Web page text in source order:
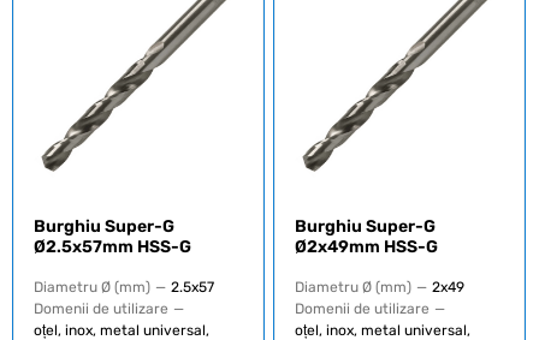
Burghiu Super-G
Ø2.5x57mm HSS-G
Diametru Ø (mm) — 2.5x57
Domenii de utilizare —
oțel, inox, metal universal,
Burghiu Super-G
Ø2x49mm HSS-G
Diametru Ø (mm) — 2x49
Domenii de utilizare —
oțel, inox, metal universal,